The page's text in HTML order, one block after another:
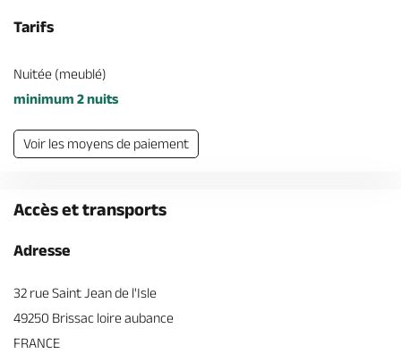
Tarifs
Nuitée (meublé)
minimum 2 nuits
Voir les moyens de paiement
Accès et transports
Adresse
32 rue Saint Jean de l'Isle
49250 Brissac loire aubance
FRANCE